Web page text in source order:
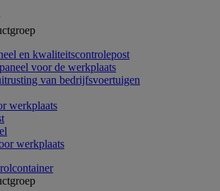
en kwaliteitscontrolepost
voor de werkplaats
van bedrijfsvoertuigen
werkplaats
werkplaats